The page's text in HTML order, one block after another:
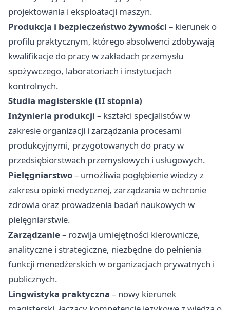
projektowania i eksploatacji maszyn.
Produkcja i bezpieczeństwo żywności – kierunek o
profilu praktycznym, którego absolwenci zdobywają
kwalifikacje do pracy w zakładach przemysłu
spożywczego, laboratoriach i instytucjach
kontrolnych.
Studia magisterskie (II stopnia)
Inżynieria produkcji – kształci specjalistów w
zakresie organizacji i zarządzania procesami
produkcyjnymi, przygotowanych do pracy w
przedsiębiorstwach przemysłowych i usługowych.
Pielęgniarstwo– umożliwia pogłębienie wiedzy z
zakresu opieki medycznej, zarządzania w ochronie
zdrowia oraz prowadzenia badań naukowych w
pielęgniarstwie.
Zarządzanie– rozwija umiejętności kierownicze,
analityczne i strategiczne, niezbędne do pełnienia
funkcji menedżerskich w organizacjach prywatnych i
publicznych.
Lingwistyka praktyczna – nowy kierunek